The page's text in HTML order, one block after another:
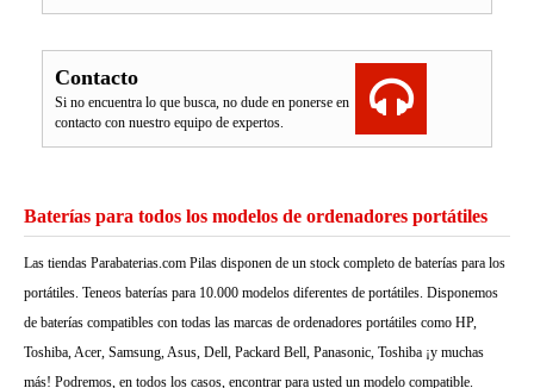
Contacto
Si no encuentra lo que busca, no dude en ponerse en
contacto con nuestro equipo de expertos.
Baterías para todos los modelos de ordenadores portátiles
Las tiendas Parabaterias.com Pilas disponen de un stock completo de baterías para los
portátiles. Teneos baterías para 10.000 modelos diferentes de portátiles. Disponemos
de baterías compatibles con todas las marcas de ordenadores portátiles como HP,
Toshiba, Acer, Samsung, Asus, Dell, Packard Bell, Panasonic, Toshiba ¡y muchas
más! Podremos, en todos los casos, encontrar para usted un modelo compatible.